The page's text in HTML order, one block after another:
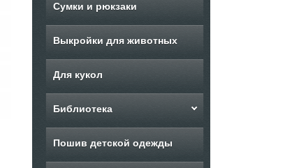
Сумки и рюкзаки
Выкройки для животных
Для кукол
Библиотека
Пошив детской одежды